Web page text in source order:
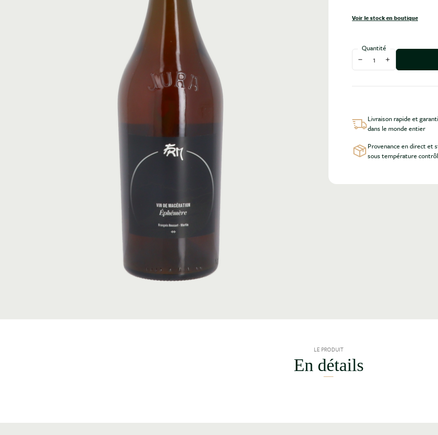
Voir le stock en boutique
Quantité
Diminuer la quantité
Augmenter la
Livraison rapide et
dans le monde entier
Provenance en direct et
sous température
LE PRODUIT
En détails